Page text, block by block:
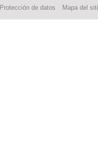
Protección de datos Mapa del